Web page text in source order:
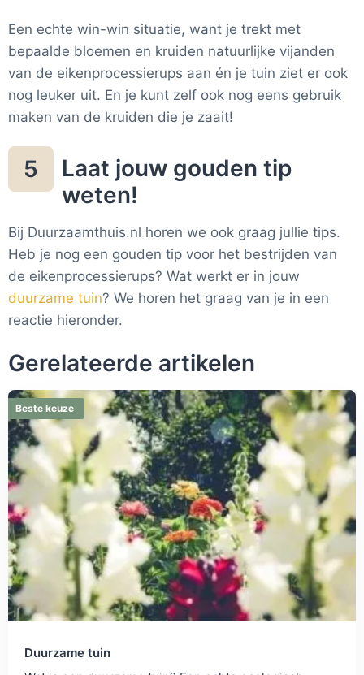
Een echte win-win situatie, want je trekt met
bepaalde bloemen en kruiden natuurlijke vijanden
van de eikenprocessierups aan én je tuin ziet er ook
nog leuker uit. En je kunt zelf ook nog eens gebruik
maken van de kruiden die je zaait!
5
Laat jouw gouden tip
weten!
Bij Duurzaamthuis.nl horen we ook graag jullie tips.
Heb je nog een gouden tip voor het bestrijden van
de eikenprocessierups? Wat werkt er in jouw
duurzame tuin? We horen het graag van je in een
reactie hieronder.
Gerelateerde artikelen
Beste keuze
Duurzame tuin